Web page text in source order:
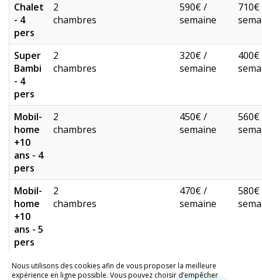
Chalet
- 4
pers
2
chambres
590€ /
semaine
Super
Bambi
- 4
pers
2
chambres
320€ /
semaine
Mobil-
home
+10
ans - 4
pers
2
chambres
450€ /
semaine
Mobil-
home
+10
ans - 5
pers
2
chambres
470€ /
semaine
© 2026 - Tous Droits Réservés
Nous utilisons des cookies afin de vous proposer la meilleure
expérience en ligne possible. Vous pouvez choisir d’empêcher